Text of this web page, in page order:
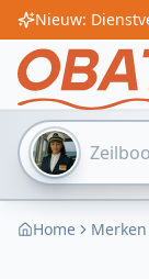
Home Merken